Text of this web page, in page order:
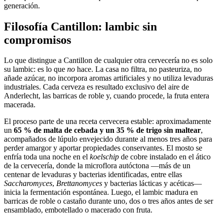
generación.
Filosofía Cantillon: lambic sin
compromisos
Lo que distingue a Cantillon de cualquier otra cervecería no es solo
su lambic: es lo que no hace. La casa no filtra, no pasteuriza, no
añade azúcar, no incorpora aromas artificiales y no utiliza levaduras
industriales. Cada cerveza es resultado exclusivo del aire de
Anderlecht, las barricas de roble y, cuando procede, la fruta entera
macerada.
El proceso parte de una receta cervecera estable: aproximadamente
un 65 % de malta de cebada y un 35 % de trigo sin maltear,
acompañados de lúpulo envejecido durante al menos tres años para
perder amargor y aportar propiedades conservantes. El mosto se
enfría toda una noche en el koelschip de cobre instalado en el ático
de la cervecería, donde la microflora autóctona —más de un
centenar de levaduras y bacterias identificadas, entre ellas
Saccharomyces, Brettanomyces y bacterias lácticas y acéticas—
inicia la fermentación espontánea. Luego, el lambic madura en
barricas de roble o castaño durante uno, dos o tres años antes de ser
ensamblado, embotellado o macerado con fruta.